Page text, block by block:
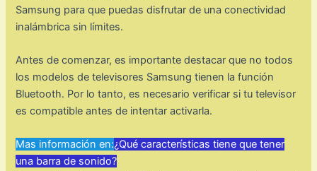
Samsung para que puedas disfrutar de una conectividad
inalámbrica sin límites.
Antes de comenzar, es importante destacar que no todos
los modelos de televisores Samsung tienen la función
Bluetooth. Por lo tanto, es necesario verificar si tu televisor
es compatible antes de intentar activarla.
Mas información en:¿Qué características tiene que tener
una barra de sonido?